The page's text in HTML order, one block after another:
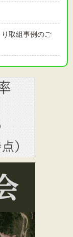
取組事例のご